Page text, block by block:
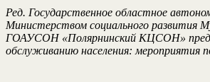
Ред. Государственное областное
Министерством социального развития
ГОАУСОН «Полярнинский КЦСОН»
обслуживанию населения: мероприятия